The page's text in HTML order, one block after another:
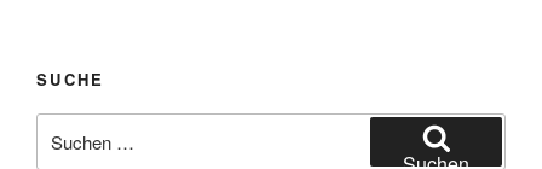
SUCHE
nach: